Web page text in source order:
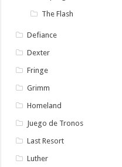
The Flash
Defiance
Dexter
Fringe
Grimm
Homeland
Juego de Tronos
Last Resort
Luther